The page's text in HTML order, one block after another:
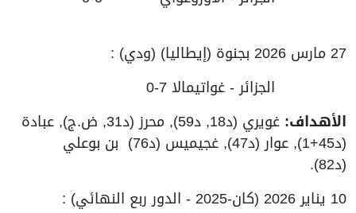
27 مارس 2026 بجنوة (إيطاليا) (ودي) :
الجزائر - غواتيمالا 7-0
الأهداف:
غويري (د18, د59), محرز (د31, ض.ج), عبادة
(د45+1), عوار (د47), غجيميس (د76) بن بوعلي
(د82).
10 يناير 2026 (كان-2025 - الدور ربع النهائي) :